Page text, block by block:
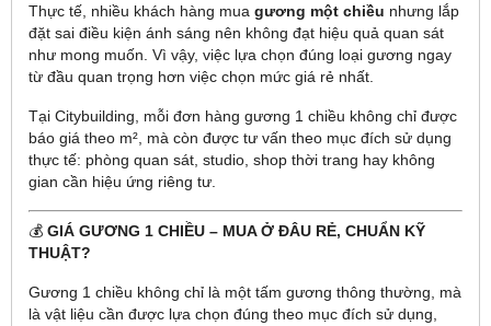
Thực tế, nhiều khách hàng mua gương một chiều nhưng lắp
đặt sai điều kiện ánh sáng nên không đạt hiệu quả quan sát
như mong muốn. Vì vậy, việc lựa chọn đúng loại gương ngay
từ đầu quan trọng hơn việc chọn mức giá rẻ nhất.
Tại Citybuilding, mỗi đơn hàng gương 1 chiều không chỉ được
báo giá theo m², mà còn được tư vấn theo mục đích sử dụng
thực tế: phòng quan sát, studio, shop thời trang hay không
gian cần hiệu ứng riêng tư.
💰 GIÁ GƯƠNG 1 CHIỀU – MUA Ở ĐÂU RẺ, CHUẨN KỸ
THUẬT?
Gương 1 chiều không chỉ là một tấm gương thông thường, mà
là vật liệu cần được lựa chọn đúng theo mục đích sử dụng,